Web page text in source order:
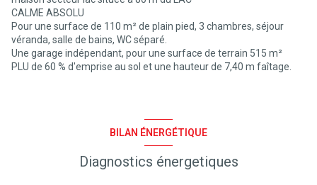
CALME ABSOLU
Pour une surface de 110 m² de plain pied, 3 chambres, séjour
véranda, salle de bains, WC séparé.
Une garage indépendant, pour une surface de terrain 515 m²
PLU de 60 % d'emprise au sol et une hauteur de 7,40 m faîtage.
BILAN ÉNERGÉTIQUE
Diagnostics énergetiques